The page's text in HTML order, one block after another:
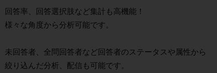
回答率、回答選択肢など集計も高機能！
様々な角度から分析可能です。
未回答者、全問回答者など回答者のステータスや属性から
絞り込んだ分析、配信も可能です。